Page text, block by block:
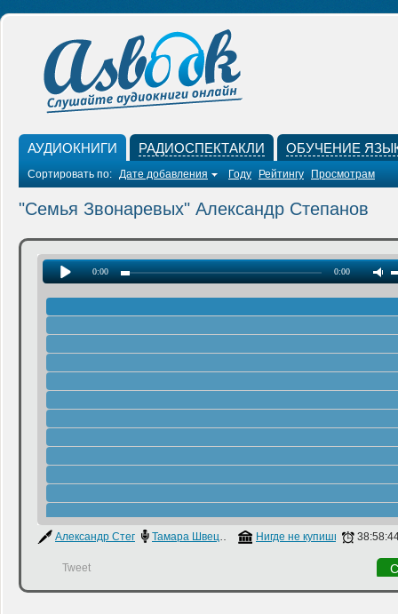
АУДИОКНИГИ РАДИОСПЕКТАКЛИ ОБУЧЕНИЕ
Сортировать по: Дате добавления Году Рейтингу Просмотрам
"Семья Звонаревых" Александр Степанов
0:00 0:00
Александр СтепановТамара Швец,Галина Розинова
Нигде не купишь
Tweet